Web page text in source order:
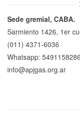
Sede gremial, CABA.
Sarmiento 1426, 1er
(011) 4371-6036
Whatsapp:
info@apjgas.org.ar